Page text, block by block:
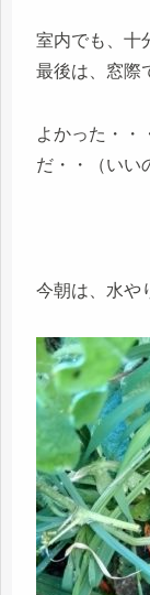
室内でも、十
最後は、窓際
よかった・・
だ・・（いい
今朝は、水や